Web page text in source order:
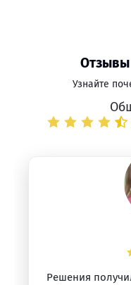
Отзывы
Узнайте
Решения